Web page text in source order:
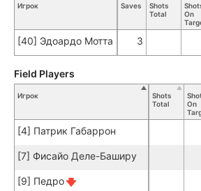
Игрок Saves
Shots
Total
On
[40] Эдоардо Мотта 3
Игрок
Shots
Total
On
[4] Патрик Габаррон
[7] Фисайо Деле-Баширу
[9] Педро
Field Players